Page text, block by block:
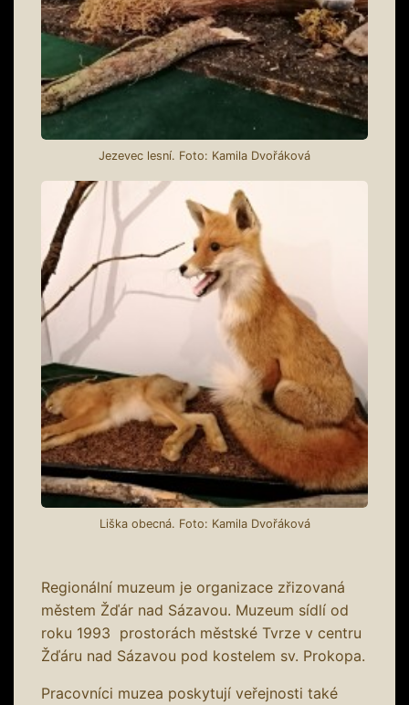
Jezevec lesní. Foto: Kamila Dvořáková
Liška obecná. Foto: Kamila Dvořáková
Regionální muzeum je organizace zřizovaná
městem Žďár nad Sázavou. Muzeum sídlí od
roku 1993 prostorách městské Tvrze v centru
Žďáru nad Sázavou pod kostelem sv. Prokopa.
Pracovníci muzea poskytují veřejnosti také